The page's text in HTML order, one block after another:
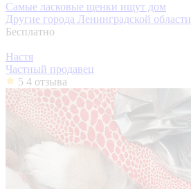
Самые ласковые щенки ищут дом
Другие города Ленинградской области
Бесплатно
Настя
Частный продавец
5 4 отзыва